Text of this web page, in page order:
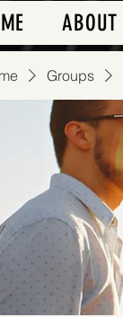
ABOUT
Groups